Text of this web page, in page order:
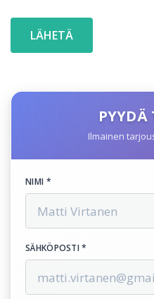
PYYDÄ
Ilmainen
NIMI *
SÄHKÖPOSTI *